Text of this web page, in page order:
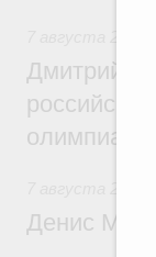
Дмитрий
олимпиаде
Денис